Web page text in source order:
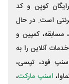
کوپن و کد
است. در حال
کمپین و
آنلاین را به
فود، تپسی،
اسنپ مارکت،